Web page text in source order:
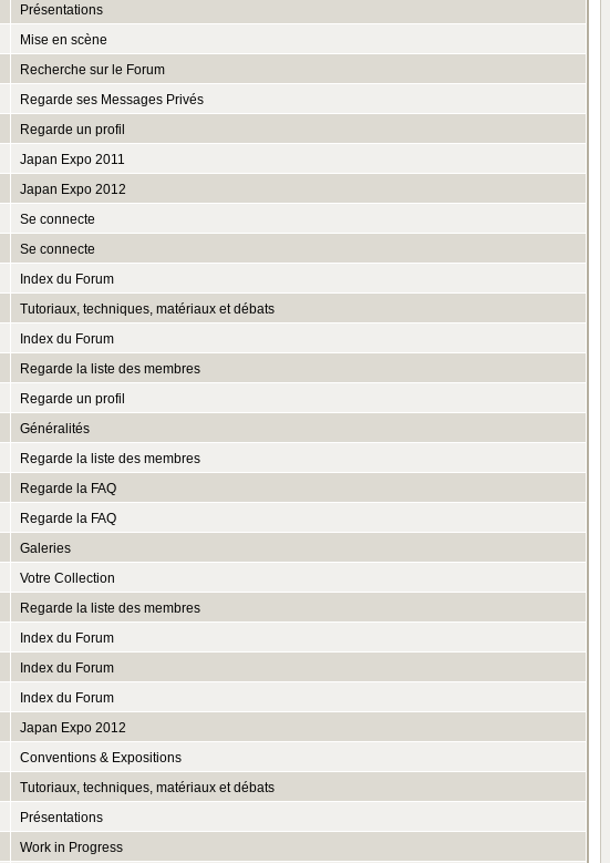
Présentations
Mise en scène
Recherche sur le Forum
Regarde ses Messages Privés
Regarde un profil
Japan Expo 2011
Japan Expo 2012
Se connecte
Se connecte
Index du Forum
Tutoriaux, techniques, matériaux et débats
Index du Forum
Regarde la liste des membres
Regarde un profil
Généralités
Regarde la liste des membres
Regarde la FAQ
Regarde la FAQ
Galeries
Votre Collection
Regarde la liste des membres
Index du Forum
Index du Forum
Index du Forum
Japan Expo 2012
Conventions & Expositions
Tutoriaux, techniques, matériaux et débats
Présentations
Work in Progress